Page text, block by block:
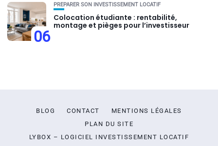
06
PRÉPARER SON INVESTISSEMENT LOCATIF
Colocation étudiante : rentabilité,
montage et pièges pour l’investisseur
BLOG CONTACT
MENTIONS LÉGALES
PLAN DU SITE
LYBOX – LOGICIEL INVESTISSEMENT LOCATIF